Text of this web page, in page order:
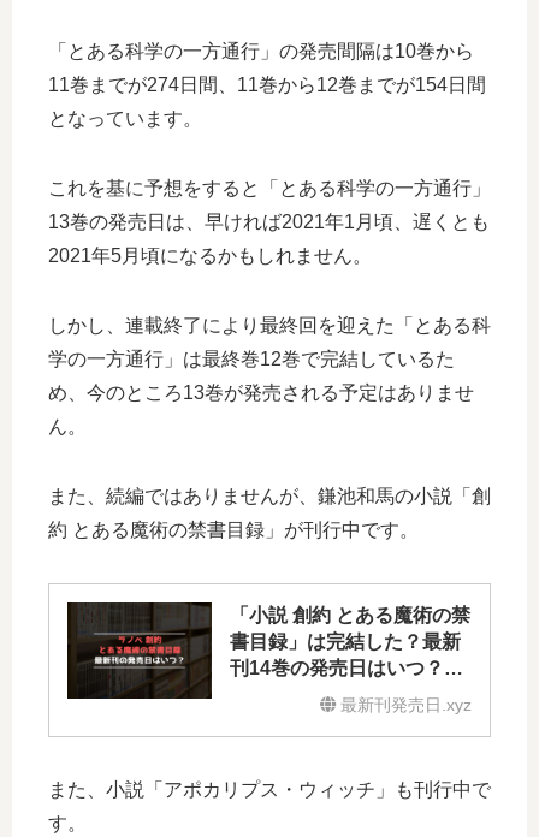
「とある科学の一方通行」の発売間隔は10巻から
11巻までが274日間、11巻から12巻までが154日間
となっています。
これを基に予想をすると「とある科学の一方通行」
13巻の発売日は、早ければ2021年1月頃、遅くとも
2021年5月頃になるかもしれません。
しかし、連載終了により最終回を迎えた「とある科
学の一方通行」は最終巻12巻で完結しているた
め、今のところ13巻が発売される予定はありませ
ん。
また、続編ではありませんが、鎌池和馬の小説「創
約 とある魔術の禁書目録」が刊行中です。
「小説 創約 とある魔術の禁
書目録」は完結した？最新
刊14巻の発売日はいつ？15
巻の予定は？最新刊発売日.xyz
また、小説「アポカリプス・ウィッチ」も刊行中で
す。